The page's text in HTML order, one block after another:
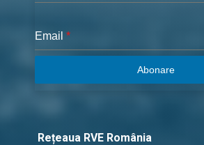
Email *
Abonare
Rețeaua RVE România